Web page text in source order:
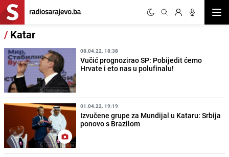
/ Katar
08.04.22. 18:38
Vučić prognozirao SP: Pobijedit ćemo
Hrvate i eto nas u polufinalu!
01.04.22. 19:19
Izvučene grupe za Mundijal u Kataru: Srbija
ponovo s Brazilom